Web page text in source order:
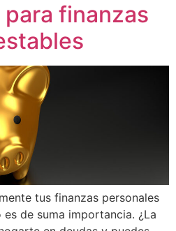
finanzas
tus finanzas personales
de suma importancia. ¿La